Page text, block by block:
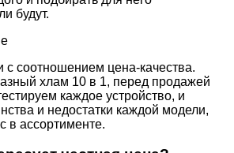
будут.
соотношением цена-качества.
хлам 10 в 1, перед продажей
каждое устройство, и
и недостатки каждой модели,
в ассортименте.